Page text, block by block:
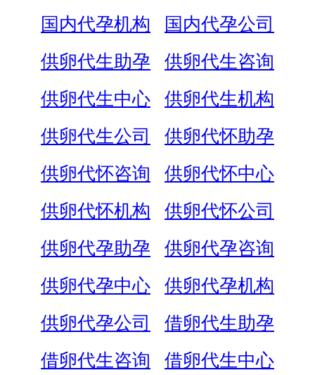
国内代孕机构
国内代孕公司
供卵代生助孕
供卵代生咨询
供卵代生中心
供卵代生机构
供卵代生公司
供卵代怀助孕
供卵代怀咨询
供卵代怀中心
供卵代怀机构
供卵代怀公司
供卵代孕助孕
供卵代孕咨询
供卵代孕中心
供卵代孕机构
供卵代孕公司
借卵代生助孕
借卵代生咨询
借卵代生中心